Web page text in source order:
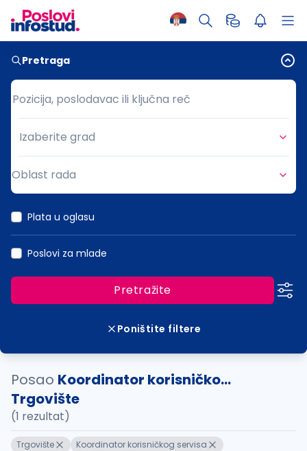
Pretraga
Pozicija, poslodavac ili ključna reč
Pozicija, poslodavac ili ključna reč
Grad
Izaberite grad
Oblast rada
Plata u oglasu
Poslovi za mlade
Pretražite
Poništite filtere
Posao Koordinator korisničko...
Trgovište
(1 rezultat)
Trgovište Koordinator korisničkog servisa